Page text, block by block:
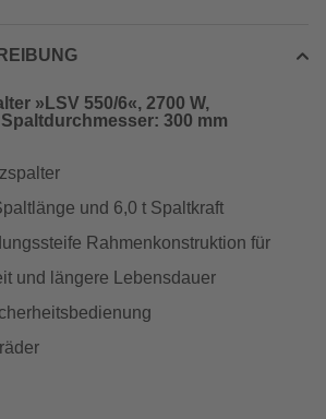
»LSV 550/6«, 2700 W,
300 mm
und 6,0 t Spaltkraft
Rahmenkonstruktion für
und längere Lebensdauer